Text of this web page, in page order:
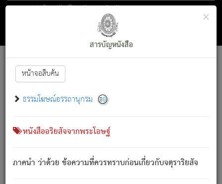
ตอน 1 ว่าด้วย สัตว์โลกกับจตุราริยสัจ
สารบัญ×
สารบัญหนังสือ
หน้าจอสืบค้น
ธรรมโฆษณ์อรรถานุกรม
หนังสืออริยสัจจากพระโอษฐ์
ภาคนำ ว่าด้วย ข้อความที่ควรทราบก่อนเกี่ยวกับจตุราริยสัจ
Font :15 ]||
สัตว์โลกนี้ เกิดความเดือดร้อนแล้ว มีผัสสะบังหน้า
เขาสำคัญสิ่งใด โดยความเป็นประการใด แต่สิ่งนั้นย่อมเป็น
(ตามที่เป็นจริง) โดยประการอื่นจากที่เขาสำคัญนั้น
สัตว์โลกติดข้องอยู่ในภพ ถูกภพบังหน้าแล้ว มีภพโดยความ
เป็นอย่างอื่น (จากที่มันเป็นอยู่จริง) จึงได้เพลิดเพลินยิ่งนักในภพ